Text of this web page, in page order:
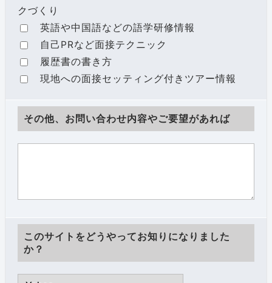
クづくり
英語や中国語などの語学研修情報
自己PRなど面接テクニック
履歴書の書き方
現地への面接セッティング付きツアー情報
その他、お問い合わせ内容やご要望があれば
このサイトをどうやってお知りになりました
か？